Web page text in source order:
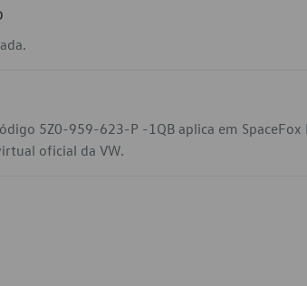
5Z0-959-623-P -1QB aplica em SpaceFox
oficial da VW.